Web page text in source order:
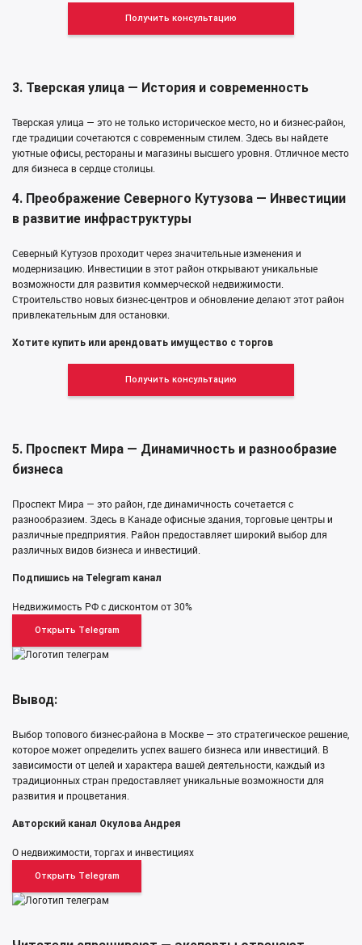
Получить консультацию
3. Тверская улица — История и современность
Тверская улица — это не только историческое место, но и бизнес-район,
где традиции сочетаются с современным стилем. Здесь вы найдете
уютные офисы, рестораны и магазины высшего уровня. Отличное место
для бизнеса в сердце столицы.
4. Преображение Северного Кутузова — Инвестиции
в развитие инфраструктуры
Северный Кутузов проходит через значительные изменения и
модернизацию. Инвестиции в этот район открывают уникальные
возможности для развития коммерческой недвижимости.
Строительство новых бизнес-центров и обновление делают этот район
привлекательным для остановки.
Хотите купить или арендовать имущество с торгов
Получить консультацию
5. Проспект Мира — Динамичность и разнообразие
бизнеса
Проспект Мира — это район, где динамичность сочетается с
разнообразием. Здесь в Канаде офисные здания, торговые центры и
различные предприятия. Район предоставляет широкий выбор для
различных видов бизнеса и инвестиций.
Подпишись на Telegram канал
Недвижимость РФ с дисконтом от 30%
Открыть Telegram
Вывод:
Выбор топового бизнес-района в Москве — это стратегическое решение,
которое может определить успех вашего бизнеса или инвестиций. В
зависимости от целей и характера вашей деятельности, каждый из
традиционных стран предоставляет уникальные возможности для
развития и процветания.
Авторский канал Окулова Андрея
О недвижимости, торгах и инвестициях
Открыть Telegram